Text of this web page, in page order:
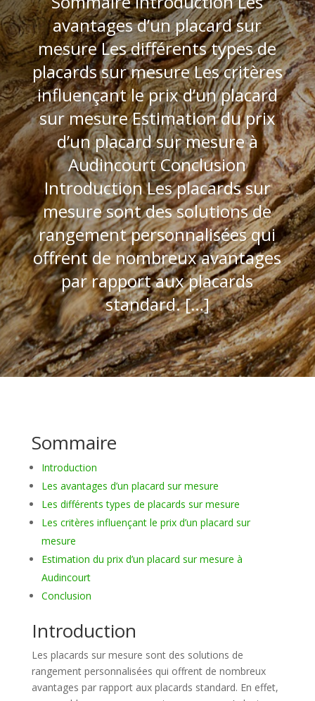
avantages d’un placard sur
mesure Les différents types de
placards sur mesure Les critères
influençant le prix d’un placard
sur mesure Estimation du prix
d’un placard sur mesure à
Audincourt Conclusion
Introduction Les placards sur
mesure sont des solutions de
rangement personnalisées qui
offrent de nombreux avantages
par rapport aux placards
standard. […]
Sommaire
Introduction
Les avantages d’un placard sur mesure
Les différents types de placards sur mesure
Les critères influençant le prix d’un placard sur
mesure
Estimation du prix d’un placard sur mesure à
Audincourt
Conclusion
Introduction
Les placards sur mesure sont des solutions de
rangement personnalisées qui offrent de nombreux
avantages par rapport aux placards standard. En effet,